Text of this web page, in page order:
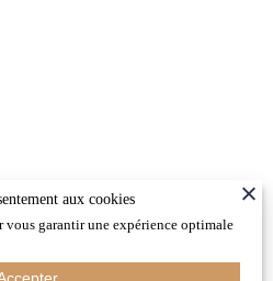
Romande
aux cookies
garantir une expérience optimale